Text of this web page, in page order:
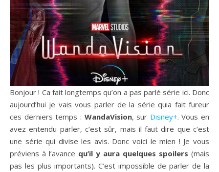
Bonjour ! Ca fait longtemps qu’on a pas parlé série ici. Donc
aujourd’hui je vais vous parler de la série quia fait fureur
ces derniers temps : WandaVision, sur Disney+. Vous en
avez entendu parler, c’est sûr, mais il faut dire que c’est
une série qui divise les avis. Donc voici le mien ! Je vous
préviens à l’avance qu’il y aura quelques spoilers (mais
pas les plus importants). C’est impossible de parler de la